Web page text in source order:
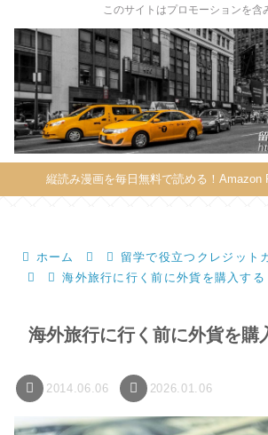
このサイトはプロモーションを含
縦読み漫画を毎日無料で読める！Amazon
ホーム
留学で役立つクレジット
海外旅行に行く前に外貨を購入する
海外旅行に行く前に外貨を購
2014.06.06 2026.01.06